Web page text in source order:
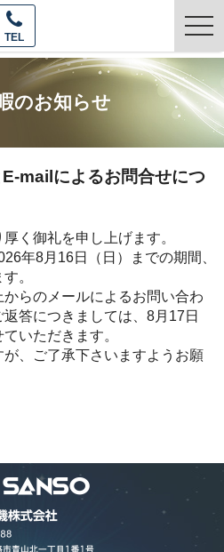
TEL
のお知らせ
mailによるお問合せにつ
く御礼を申し上げます。
年8月16日（日）までの期間、
。
らのメールによるお問い合わ
答につきましては、8月17日
いただきます。
、ご了承下さいますようお願